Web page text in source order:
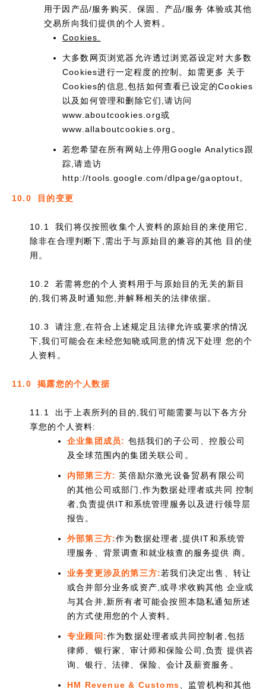
用于因产品/服务购买、保固、产品/服务 体验或其他
交易所向我们提供的个人资料。
Cookies.
大多数网页浏览器允许透过浏览器设定对大多数
Cookies进行一定程度的控制。如需更多 关于
Cookies的信息,包括如何查看已设定的Cookies
以及如何管理和删除它们,请访问
www.aboutcookies.org或
www.allaboutcookies.org。
若您希望在所有网站上停用Google Analytics跟
踪,请造访
http://tools.google.com/dlpage/gaoptout。
10.0 目的变更
10.1 我们将仅按照收集个人资料的原始目的来使用它,
除非在合理判断下,需出于与原始目的兼容的其他 目的使
用。
10.2 若需将您的个人资料用于与原始目的无关的新目
的,我们将及时通知您,并解释相关的法律依据。
10.3 请注意,在符合上述规定且法律允许或要求的情况
下,我们可能会在未经您知晓或同意的情况下处理 您的个
人资料。
11.0 揭露您的个人数据
11.1 出于上表所列的目的,我们可能需要与以下各方分
享您的个人资料:
企业集团成员: 包括我们的子公司、控股公司
及全球范围内的集团关联公司。
内部第三方: 英倍励尔激光设备贸易有限公司
的其他公司或部门,作为数据处理者或共同 控制
者,负责提供IT和系统管理服务以及进行领导层
报告。
外部第三方:作为数据处理者,提供IT和系统管
理服务、背景调查和就业核查的服务提供 商。
业务变更涉及的第三方:若我们决定出售、转让
或合并部分业务或资产,或寻求收购其他 企业或
与其合并,新所有者可能会按照本隐私通知所述
的方式使用您的个人资料。
专业顾问:作为数据处理者或共同控制者,包括
律师、银行家、审计师和保险公司,负责 提供咨
询、银行、法律、保险、会计及薪资服务。
HM Revenue & Customs 、监管机构和其他